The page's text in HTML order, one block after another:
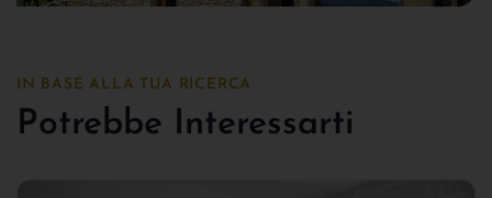
IN BASE ALLA TUA RICERCA
Potrebbe Interessarti